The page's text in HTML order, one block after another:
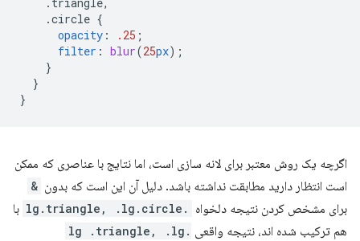
.circle {
opacity : .25 ;
filter : blur(25px);
}
}
}
اگرچه یک روش معتبر برای لانه سازی است، اما نتایج با عناصری که ممکن
است انتظار دارید مطابقت نداشته باشد. دلیل آن این است که بدون &
برای مشخص کردن نتیجه دلخواه .lg.triangle, .lg.circle
با
هم ترکیب شده اند، نتیجه واقعی
.lg .triangle, .lg